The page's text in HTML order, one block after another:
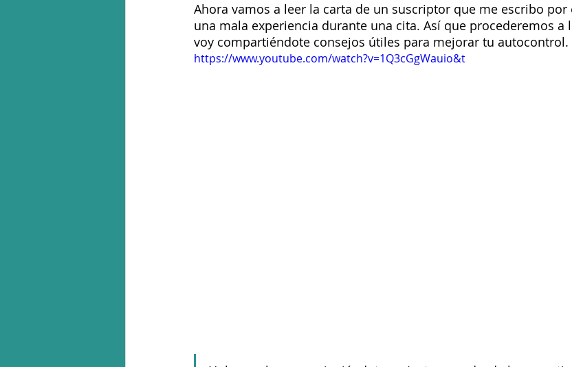
Ahora vamos a leer la carta de un suscriptor que me escribo por
una mala experiencia durante una cita. Así que procederemos a
voy compartiéndote consejos útiles para mejorar tu autocontrol.
https://www.youtube.com/watch?v=1Q3cGgWauio&t